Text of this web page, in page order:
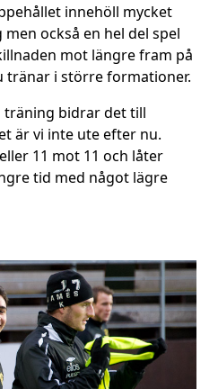
innehöll mycket
också en hel del spel
mot längre fram på
tränar i större formationer.
träning bidrar det till
är vi inte ute efter nu.
11 mot 11 och låter
tid med något lägre